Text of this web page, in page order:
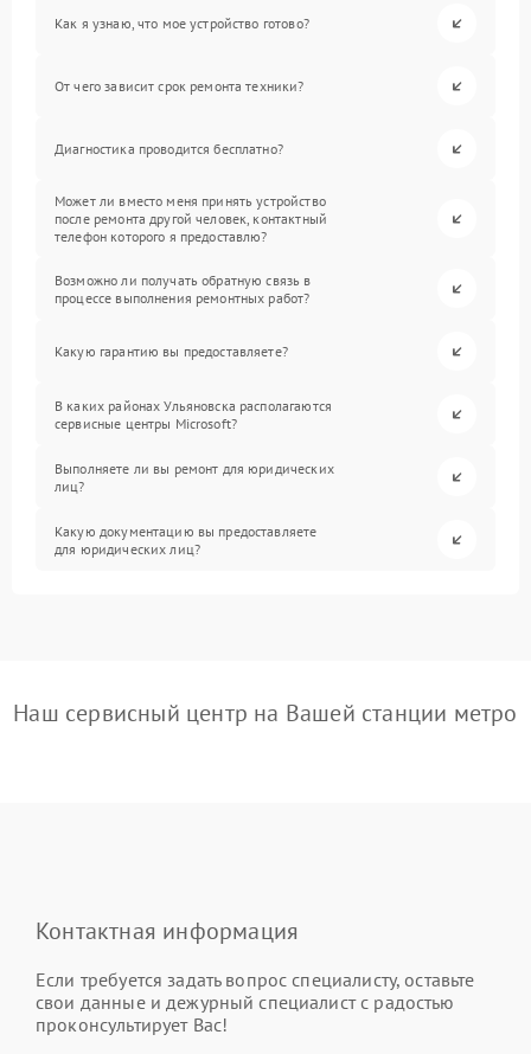
Как я узнаю, что мое устройство готово?
От чего зависит срок ремонта техники?
Диагностика проводится бесплатно?
Может ли вместо меня принять устройство
после ремонта другой человек, контактный
телефон которого я предоставлю?
Возможно ли получать обратную связь в
процессе выполнения ремонтных работ?
Какую гарантию вы предоставляете?
В каких районах Ульяновска располагаются
сервисные центры Microsoft?
Выполняете ли вы ремонт для юридических
лиц?
Какую документацию вы предоставляете
для юридических лиц?
Наш сервисный центр на Вашей станции метро
Контактная информация
Если требуется задать вопрос специалисту, оставьте
свои данные и дежурный специалист с радостью
проконсультирует Вас!